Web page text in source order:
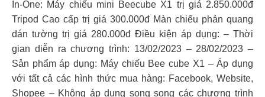
In-One: Máy chiếu mini Beecube X1 trị giá 2.850.000đ
Tripod Cao cấp trị giá 300.000đ Màn chiếu phản quang
dán tường trị giá 280.000đ Điều kiện áp dụng: – Thời
gian diễn ra chương trình: 13/02/2023 – 28/02/2023 –
Sản phẩm áp dụng: Máy chiếu Bee cube X1 – Áp dụng
với tất cả các hình thức mua hàng: Facebook, Website,
Shopee – Không áp dụng song song các chương trình